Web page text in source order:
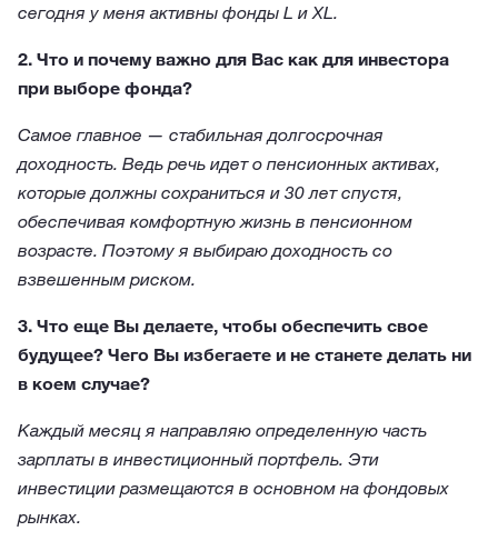
сегодня у меня активны фонды L и XL.
2. Что и почему важно для Вас как для инвестора
при выборе фонда?
Самое главное — стабильная долгосрочная
доходность. Ведь речь идет о пенсионных активах,
которые должны сохраниться и 30 лет спустя,
обеспечивая комфортную жизнь в пенсионном
возрасте. Поэтому я выбираю доходность со
взвешенным риском.
3. Что еще Вы делаете, чтобы обеспечить свое
будущее? Чего Вы избегаете и не станете делать ни
в коем случае?
Каждый месяц я направляю определенную часть
зарплаты в инвестиционный портфель. Эти
инвестиции размещаются в основном на фондовых
рынках.